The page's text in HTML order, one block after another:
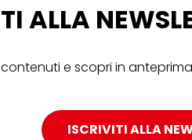
ALLA
e scopri in
ISCRIVITI ALLA